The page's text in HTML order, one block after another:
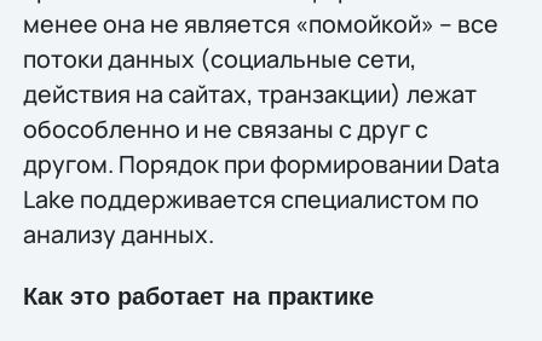
менее она не является «помойкой» – все
потоки данных (социальные сети,
действия на сайтах, транзакции) лежат
обособленно и не связаны с друг с
другом. Порядок при формировании Data
Lake поддерживается специалистом по
анализу данных.
Как это работает на практике